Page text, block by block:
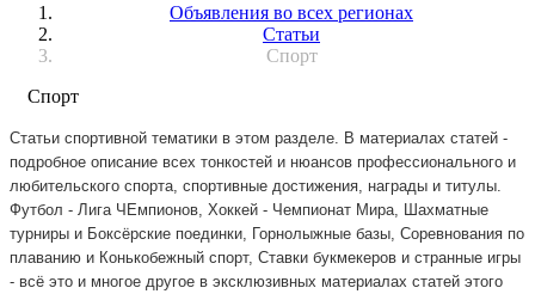
Объявления во всех регионах
Статьи
Спорт
Спорт
Статьи спортивной тематики в этом разделе. В материалах статей -
подробное описание всех тонкостей и нюансов профессионального и
любительского спорта, спортивные достижения, награды и титулы.
Футбол - Лига ЧЕмпионов, Хоккей - Чемпионат Мира, Шахматные
турниры и Боксёрские поединки, Горнолыжные базы, Соревнования по
плаванию и Конькобежный спорт, Ставки букмекеров и странные игры
- всё это и многое другое в эксклюзивных материалах статей этого